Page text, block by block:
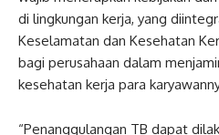
di lingkungan kerja, yang
Keselamatan dan Kesehatan
bagi perusahaan dalam
kesehatan kerja para
“Penanggulangan TB dapat